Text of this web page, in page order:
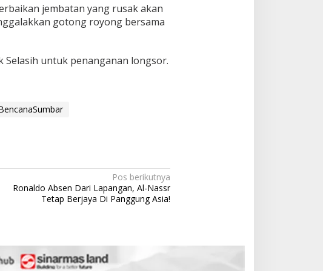
jembatan yang rusak akan
gotong royong bersama
Selasih untuk penanganan longsor.
Pos berikutnya
Ronaldo Absen Dari Lapangan, Al-Nassr
Tetap Berjaya Di Panggung Asia!